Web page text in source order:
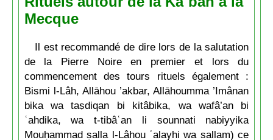
Mecque
Il est recommandé de dire lors de la salutation
de la Pierre Noire en premier et lors du
commencement des tours rituels également :
Bismi l-Lâh, Allāhou ’akbar, Allāhoumma ’Imânan
bika wa taṣdiqan bi kitâbika, wa wafâ’an bi
ʿahdika, wa t-tibâʿan li sounnati nabiyyika
Mouḥammad ṣalla l-Lâhou ʿalayhi wa sallam) ce